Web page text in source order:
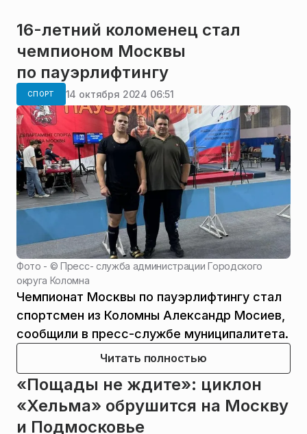
16-летний коломенец стал
чемпионом Москвы
по пауэрлифтингу
СПОРТ 14 октября 2024 06:51
Фото - ©Пресс- служба администрации Городского
округа Коломна
Чемпионат Москвы по пауэрлифтингу стал
спортсмен из Коломны Александр Мосиев,
сообщили в пресс-службе муниципалитета.
Читать полностью
«Пощады не ждите»: циклон
«Хельма» обрушится на Москву
и Подмосковье